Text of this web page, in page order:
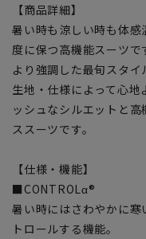
【商品詳細】
暑い時も涼しい時も体
度に保つ高機能スーツ
より強調した最旬スタ
生地・仕様によって心
ッシュなシルエットと
ススーツです。
【仕様・機能】
■CONTROLα®
暑い時にはさわやかに
トロールする機能。